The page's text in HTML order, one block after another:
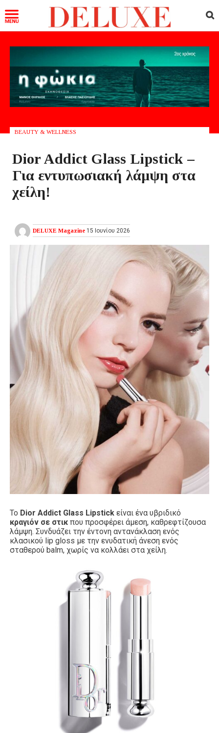
BEAUTY & WELLNESS
Dior Addict Glass Lipstick –
Για εντυπωσιακή λάμψη στα
χείλη!
DELUXE Magazine 15 Ιουνίου 2026
Το Dior Addict Glass Lipstick είναι ένα υβριδικό
κραγιόν σε στικ που προσφέρει άμεση, καθρεφτίζουσα
λάμψη. Συνδυάζει την έντονη αντανάκλαση ενός
κλασικού lip gloss με την ενυδατική άνεση ενός
σταθερού balm, χωρίς να κολλάει στα χείλη.